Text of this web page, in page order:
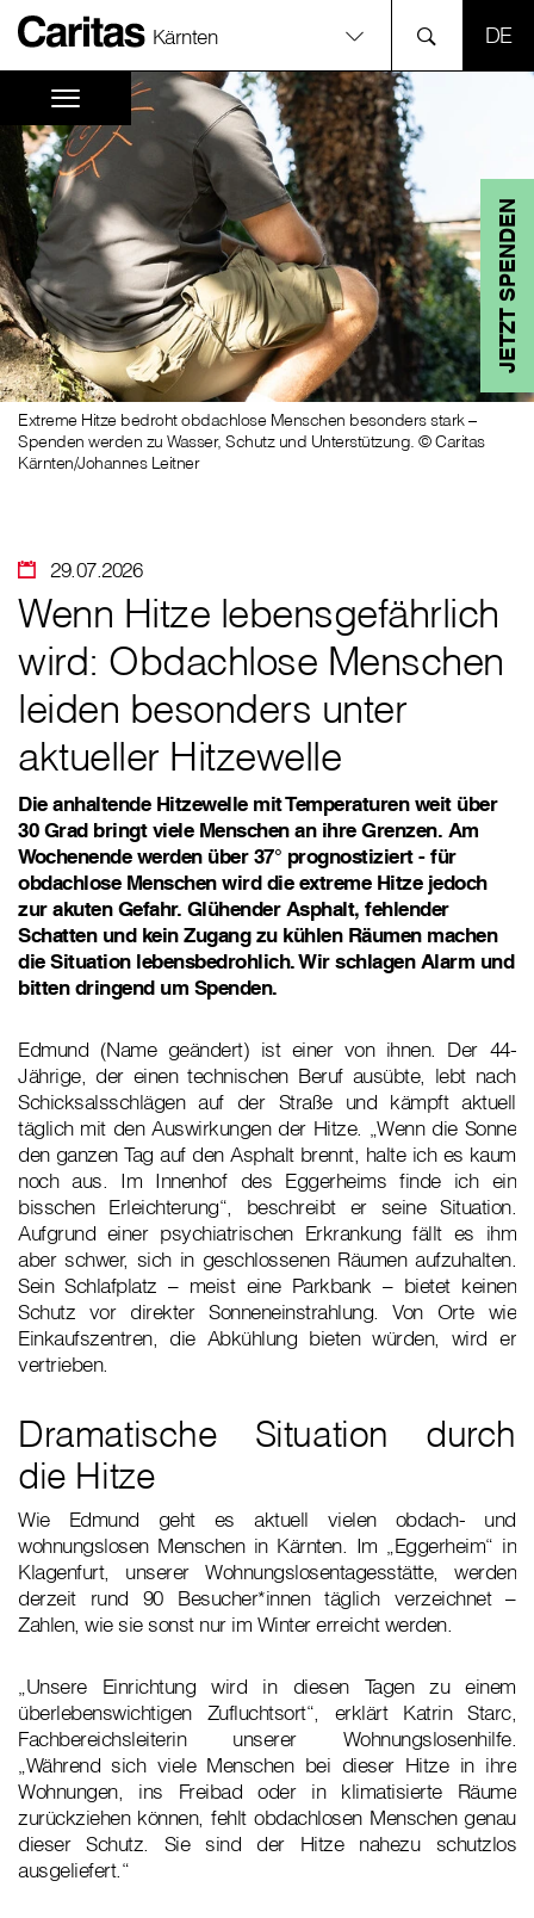
Kärnten
JETZT SPENDEN
Extreme Hitze bedroht obdachlose Menschen besonders stark –
Spenden werden zu Wasser, Schutz und Unterstützung. © Caritas
Kärnten/Johannes Leitner
29.07.2026
Wenn Hitze lebensgefährlich
wird: Obdachlose Menschen
leiden besonders unter
aktueller Hitzewelle
Die anhaltende Hitzewelle mit Temperaturen weit über
30 Grad bringt viele Menschen an ihre Grenzen. Am
Wochenende werden über 37° prognostiziert - für
obdachlose Menschen wird die extreme Hitze jedoch
zur akuten Gefahr. Glühender Asphalt, fehlender
Schatten und kein Zugang zu kühlen Räumen machen
die Situation lebensbedrohlich. Wir schlagen Alarm und
bitten dringend um Spenden.
Edmund (Name geändert) ist einer von ihnen. Der 44-
Jährige, der einen technischen Beruf ausübte, lebt nach
Schicksalsschlägen auf der Straße und kämpft aktuell
täglich mit den Auswirkungen der Hitze. „Wenn die Sonne
den ganzen Tag auf den Asphalt brennt, halte ich es kaum
noch aus. Im Innenhof des Eggerheims finde ich ein
bisschen Erleichterung“, beschreibt er seine Situation.
Aufgrund einer psychiatrischen Erkrankung fällt es ihm
aber schwer, sich in geschlossenen Räumen aufzuhalten.
Sein Schlafplatz – meist eine Parkbank – bietet keinen
Schutz vor direkter Sonneneinstrahlung. Von Orte wie
Einkaufszentren, die Abkühlung bieten würden, wird er
vertrieben.
Dramatische Situation durch
die Hitze
Wie Edmund geht es aktuell vielen obdach- und
wohnungslosen Menschen in Kärnten. Im „Eggerheim“ in
Klagenfurt, unserer Wohnungslosentagesstätte, werden
derzeit rund 90 Besucher*innen täglich verzeichnet –
Zahlen, wie sie sonst nur im Winter erreicht werden.
„Unsere Einrichtung wird in diesen Tagen zu einem
überlebenswichtigen Zufluchtsort“, erklärt Katrin Starc,
Fachbereichsleiterin unserer Wohnungslosenhilfe.
„Während sich viele Menschen bei dieser Hitze in ihre
Wohnungen, ins Freibad oder in klimatisierte Räume
zurückziehen können, fehlt obdachlosen Menschen genau
dieser Schutz. Sie sind der Hitze nahezu schutzlos
ausgeliefert.“